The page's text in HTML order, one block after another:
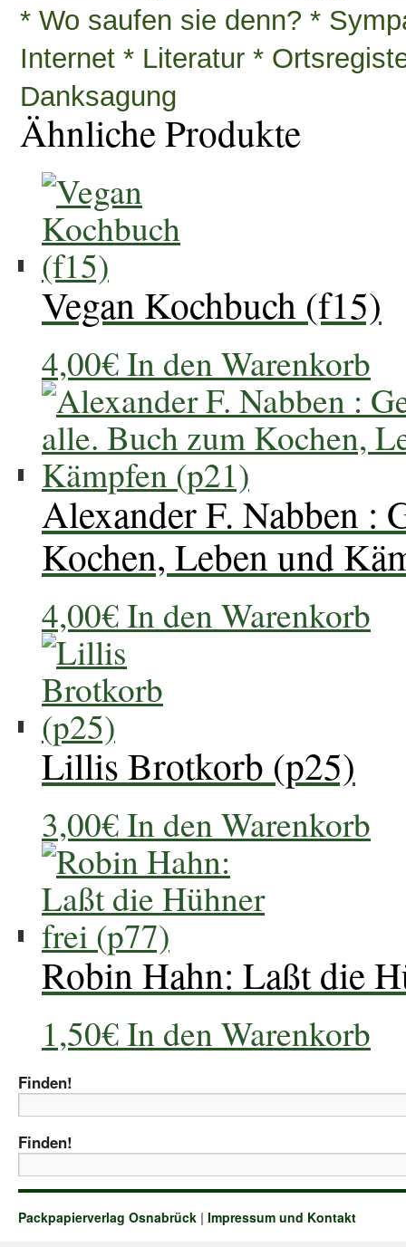
* Wo saufen sie denn? *
Internet * Literatur *
Danksagung
Ähnliche Produkte
Vegan Kochbuch (f15)
4,00€In den Warenkorb
Alexander F. Nabben :
Kochen, Leben und
4,00€In den Warenkorb
Lillis Brotkorb (p25)
3,00€In den Warenkorb
Robin Hahn: Laßt die
1,50€In den Warenkorb
Finden!
Finden!
Packpapierverlag Osnabrück | Impressum und Kontakt